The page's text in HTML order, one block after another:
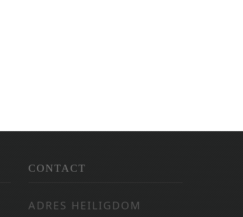
CONTACT
ADRES HEILIGDOM